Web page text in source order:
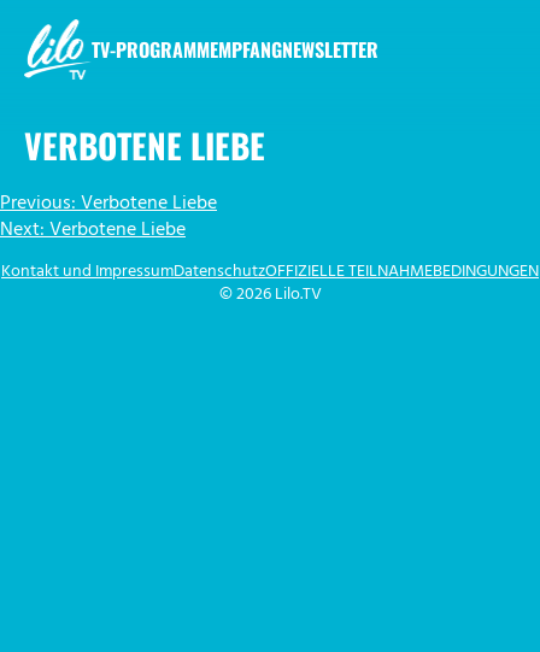
Inhalt
springen
TV-PROGRAMMEMPFANGNEWSLETTER
VERBOTENE LIEBE
BEITRAGSNAVIGATION
Previous:Verbotene Liebe
Next:Verbotene Liebe
© 2026 Lilo.TV
Kontakt und ImpressumDatenschutzOFFIZIELLE TEILNAHMEBEDINGUNGEN